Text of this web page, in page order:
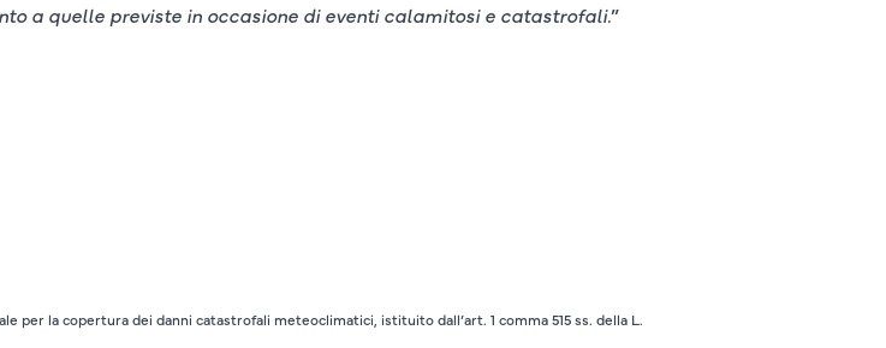
a quelle previste in occasione di eventi calamitosi e catastrofali.”
per la copertura dei danni catastrofali meteoclimatici, istituito dall’art. 1 comma 515 ss. della L.